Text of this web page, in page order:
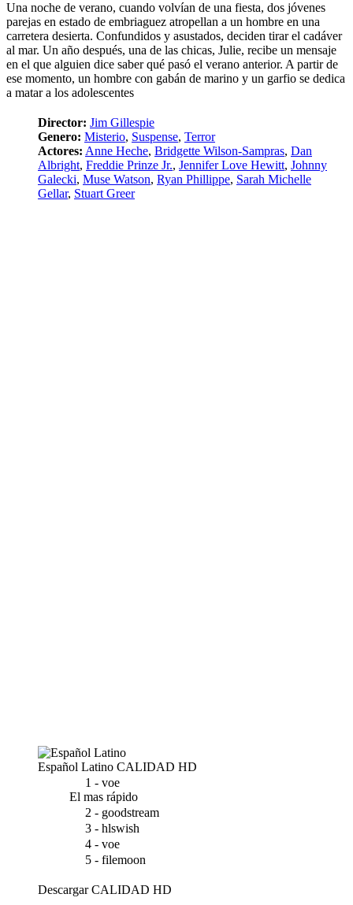
Una noche de verano, cuando volvían de una fiesta, dos jóvenes
parejas en estado de embriaguez atropellan a un hombre en una
carretera desierta. Confundidos y asustados, deciden tirar el cadáver
al mar. Un año después, una de las chicas, Julie, recibe un mensaje
en el que alguien dice saber qué pasó el verano anterior. A partir de
ese momento, un hombre con gabán de marino y un garfio se dedica
a matar a los adolescentes
Director: Jim Gillespie
Genero: Misterio, Suspense, Terror
Actores: Anne Heche, Bridgette Wilson-Sampras, Dan
Albright, Freddie Prinze Jr., Jennifer Love Hewitt, Johnny
Galecki, Muse Watson, Ryan Phillippe, Sarah Michelle
Gellar, Stuart Greer
Español Latino CALIDAD HD
1 - voe
El mas rápido
2 - goodstream
3 - hlswish
4 - voe
5 - filemoon
DescargarCALIDAD HD